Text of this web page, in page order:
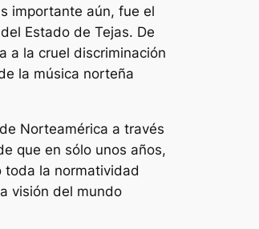
importante aún, fue el
Estado de Tejas. De
a la cruel discriminación
la música norteña
Norteamérica a través
que en sólo unos años,
toda la normatividad
visión del mundo